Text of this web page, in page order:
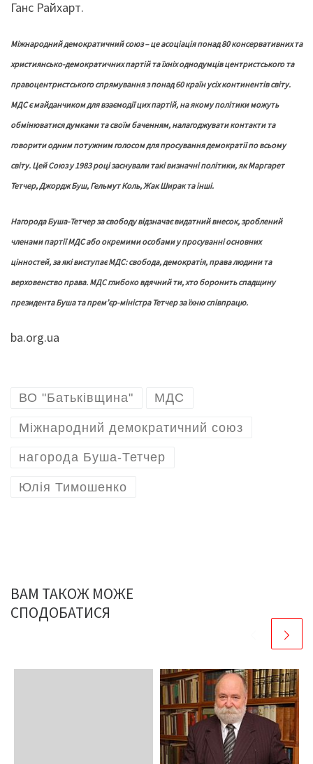
Ганс Райхарт.
Міжнародний демократичний союз – це асоціація понад 80 консервативних та
християнсько-демократичних партій та їхніх однодумців центристського та
правоцентристського спрямування з понад 60 країн усіх континентів світу.
МДС є майданчиком для взаємодії цих партій, на якому політики можуть
обмінюватися думками та своїм баченням, налагоджувати контакти та
говорити одним потужним голосом для просування демократії по всьому
світу. Цей Союз у 1983 році заснували такі визначні політики, як Маргарет
Тетчер, Джордж Буш, Гельмут Коль, Жак Ширак та інші.
Нагорода Буша-Тетчер за свободу відзначає видатний внесок, зроблений
членами партії МДС або окремими особами у просуванні основних
цінностей, за які виступає МДС: свобода, демократія, права людини та
верховенство права. МДС глибоко вдячний ти, хто боронить спадщину
президента Буша та прем’єр-міністра Тетчер за їхню співпрацю.
ba.org.ua
ВО "Батьківщина" МДС
Міжнародний демократичний союз
нагорода Буша-Тетчер
Юлія Тимошенко
ВАМ ТАКОЖ МОЖЕ
СПОДОБАТИСЯ